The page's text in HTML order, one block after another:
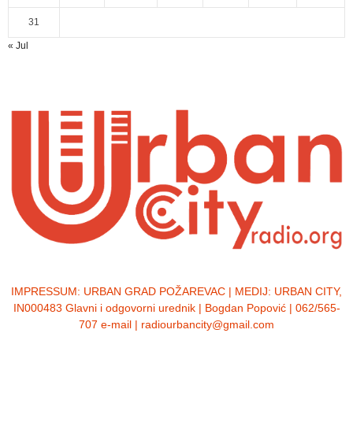
31
« Jul
IMPRESSUM: URBAN GRAD POŽAREVAC | MEDIJ: URBAN CITY,
IN000483 Glavni i odgovorni urednik | Bogdan Popović | 062/565-
707 e-mail | radiourbancity@gmail.com